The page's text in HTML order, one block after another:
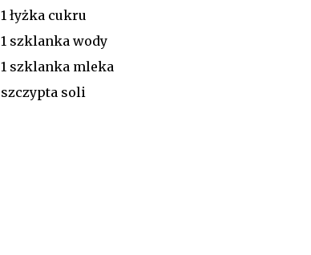
1 łyżka cukru
1 szklanka wody
1 szklanka mleka
szczypta soli